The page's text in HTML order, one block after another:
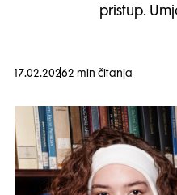
pristup.
17.02.20262 min čitanja